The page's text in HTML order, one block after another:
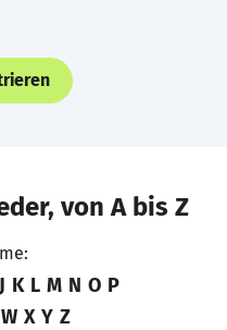
von A bis Z
J K L M N O P
W X Y Z